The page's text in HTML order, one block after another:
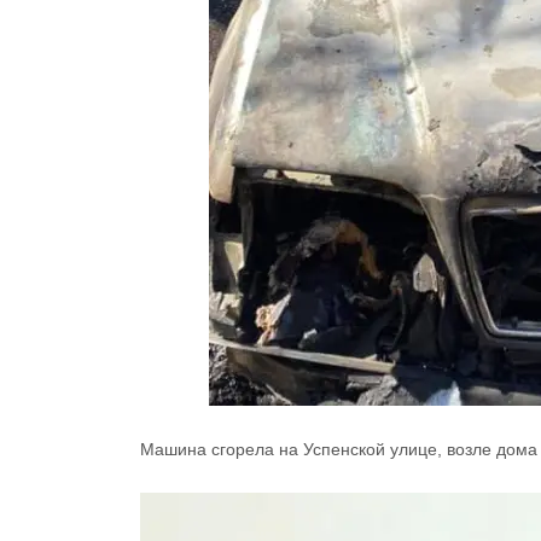
Машина сгорела на Успенской улице, возле